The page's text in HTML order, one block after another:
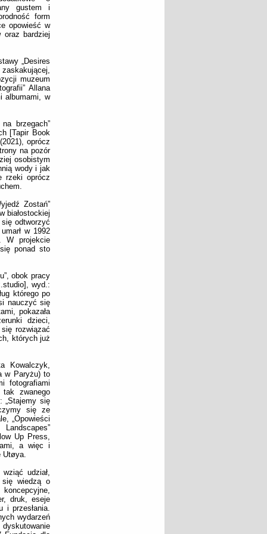
gustem i
form
opowieść w
oraz bardziej
„Desires
muzeum
Allana
albumami, w
brzegach”
[Tapir Book
oprócz
na pozór
osobistym
wody i jak
rzeki oprócz
Zostań”
białostockiej
odtworzyć
w 1992
W projekcie
ponad sto
obok pracy
wyd.:
którego po
nauczyć się
pokazała
dzieci,
rozwiązać
których już
Kowalczyk,
w Paryżu) to
fotografiami
zwanego
„Stajemy się
się ze
„Opowieści
Up Press,
a więc i
Utøya.
udział,
się wiedzą o
druk, eseje
i przesłania.
wydarzeń